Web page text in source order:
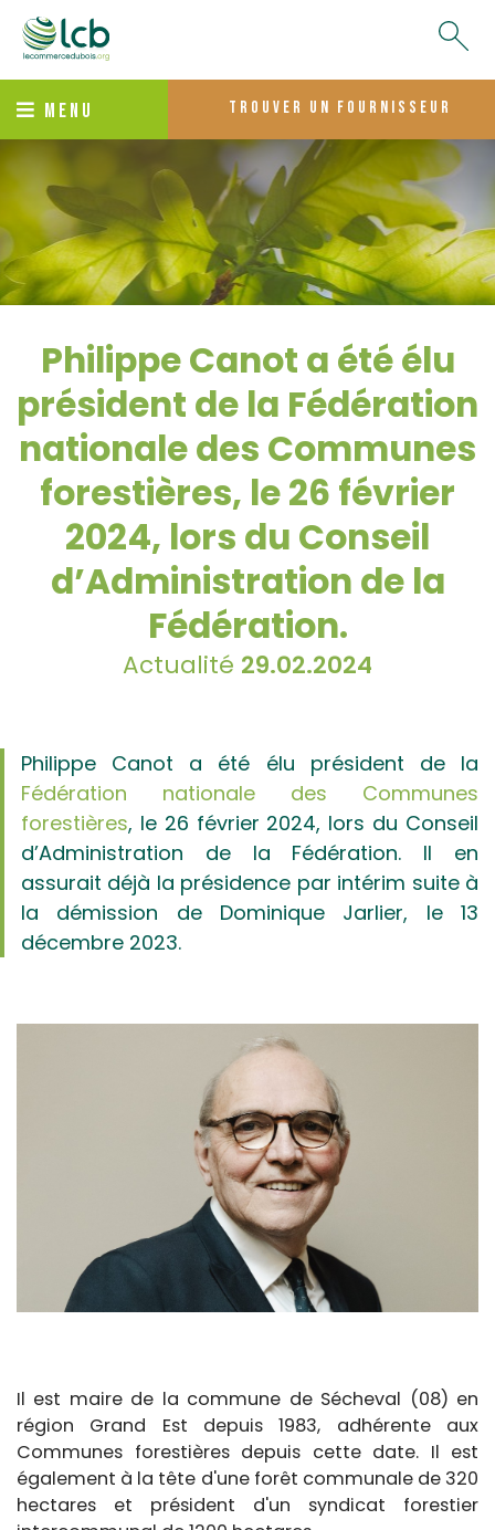
MENU trouver un fournisseur
Philippe Canot a été élu
président de la Fédération
nationale des Communes
forestières, le 26 février
2024, lors du Conseil
d’Administration de la
Fédération.
Actualité 29.02.2024
Philippe Canot a été élu président de la
Fédération nationale des Communes
forestières, le 26 février 2024, lors du Conseil
d’Administration de la Fédération. Il en
assurait déjà la présidence par intérim suite à
la démission de Dominique Jarlier, le 13
décembre 2023.
Il est maire de la commune de Sécheval (08) en
région Grand Est depuis 1983, adhérente aux
Communes forestières depuis cette date. Il est
également à la tête d'une forêt communale de 320
hectares et président d'un syndicat forestier